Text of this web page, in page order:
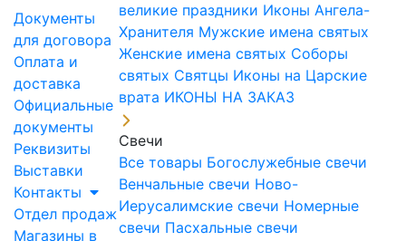
Документы
для договора
Оплата и
доставка
Официальные
документы
Реквизиты
Выставки
Контакты
Отдел продаж
Магазины в
великие праздники Иконы Ангела-
Хранителя Мужские имена святых
Женские имена святых Соборы
святых Святцы Иконы на Царские
врата ИКОНЫ НА ЗАКАЗ
Свечи
Все товары Богослужебные свечи
Венчальные свечи Ново-
Иерусалимские свечи Номерные
свечи Пасхальные свечи